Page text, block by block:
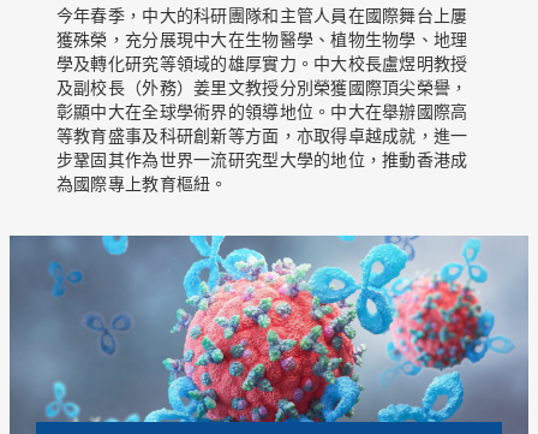
今年春季，中大的科研團隊和主管人員在國際舞台上屢
獲殊榮，充分展現中大在生物醫學、植物生物學、地理
學及轉化研究等領域的雄厚實力。中大校長盧煜明教授
及副校長（外務）姜里文教授分別榮獲國際頂尖榮譽，
彰顯中大在全球學術界的領導地位。中大在舉辦國際高
等教育盛事及科研創新等方面，亦取得卓越成就，進一
步鞏固其作為世界一流研究型大學的地位，推動香港成
為國際專上教育樞紐。